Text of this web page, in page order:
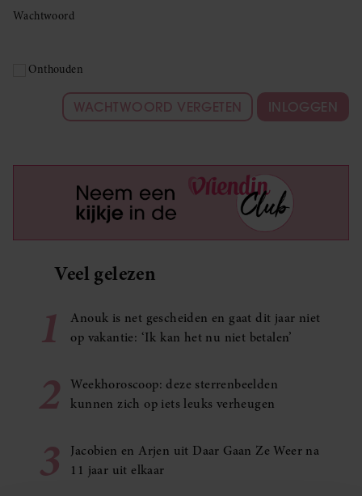
Wachtwoord
Onthouden
WACHTWOORD VERGETEN INLOGGEN
Veel gelezen
1
Anouk is net gescheiden en gaat dit jaar niet
op vakantie: ‘Ik kan het nu niet betalen’
2
Weekhoroscoop: deze sterrenbeelden
kunnen zich op iets leuks verheugen
3
Jacobien en Arjen uit Daar Gaan Ze Weer na
11 jaar uit elkaar